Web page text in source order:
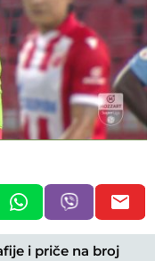
i priče na broj